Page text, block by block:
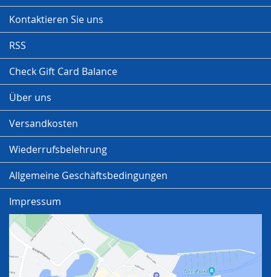
Kontaktieren Sie uns
RSS
Check Gift Card Balance
Über uns
Versandkosten
Wiederrufsbelehrung
Allgemeine Geschäftsbedingungen
Impressum